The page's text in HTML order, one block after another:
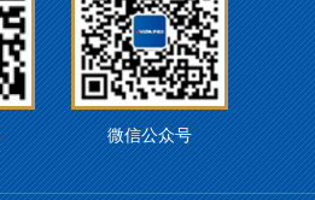
微信公众号